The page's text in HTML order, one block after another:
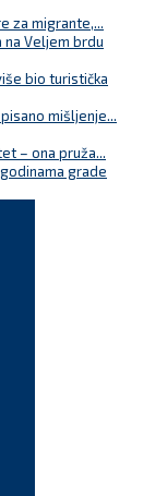
za migrante,...
Veljem brdu
bio turistička
mišljenje...
– ona pruža...
grade